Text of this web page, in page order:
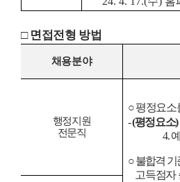
□ 면접전형 방법
채용분야
행정지원
전문직
○평정요소
-(평정요소)
4.
○불합격 기
고득점자